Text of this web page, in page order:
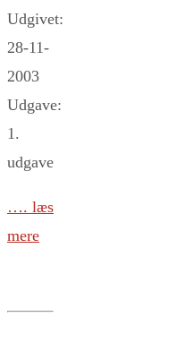
Udgivet:
28-11-
2003
Udgave:
1.
udgave
…. læs
mere